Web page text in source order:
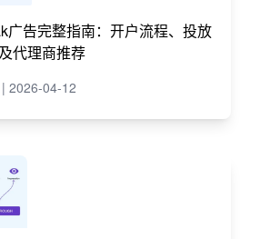
广告完整指南：开户流程、投放
代理商推荐
2026-04-12